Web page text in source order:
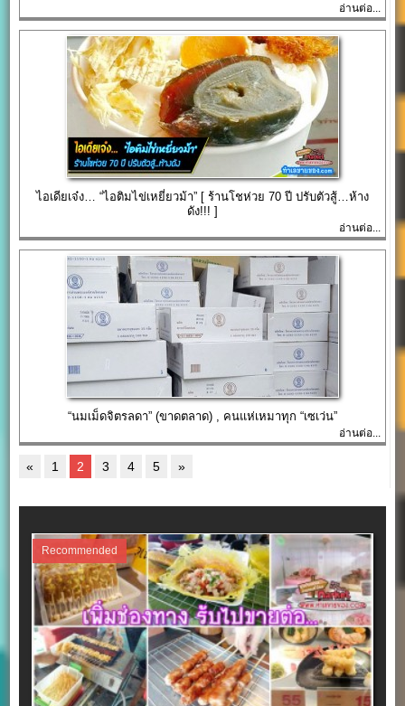
อ่านต่อ...
ไอเดียเจ๋ง… “ไอติมไข่เหยี่ยวม้า” [ ร้านโชห่วย 70 ปี ปรับตัวสู้…ห้าง
ดัง!!! ]
อ่านต่อ...
“นมเม็ดจิตรลดา” (ขาดตลาด) , คนแห่เหมาทุก “เซเว่น”
อ่านต่อ...
« 1 2 3 4 5 »
Recommended